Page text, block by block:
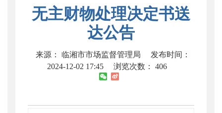
无主财物处理决定书送
达公告
来源： 临湘市市场监督管理局
发布时间：
2024-12-02 17:45
浏览次数： 406